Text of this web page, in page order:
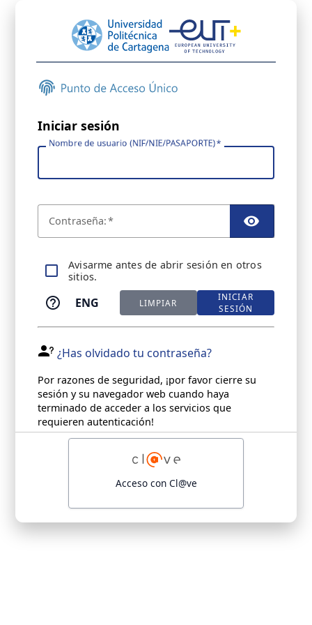
Iniciar sesión
Nombre de usuario (NIF/NIE/PASAPORTE)
Contraseña:
Avisarme antes de abrir sesión en otros
sitios.
ENG LIMPIAR
INICIAR
SESIÓN
¿Has olvidado tu contraseña?
Por razones de seguridad, ¡por favor cierre su
sesión y su navegador web cuando haya
terminado de acceder a los servicios que
requieren autenticación!